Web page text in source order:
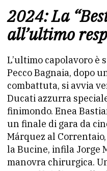
2024: La
all’ultimo
L’ultimo capolavoro è
Pecco Bagnaia, dopo
combattuta, si avvia
Ducati azzurra
finimondo. Enea
un finale di gara da
Márquez al
la Bucine, infila Jorge
manovra chirurgica.